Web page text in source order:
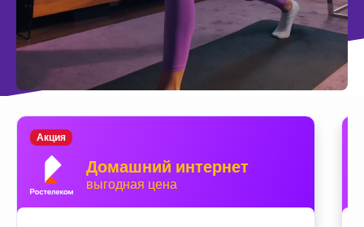
Домашний интернет
выгодная цена
Акция